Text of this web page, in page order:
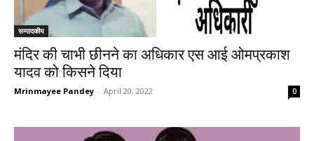
सम्पादकीय
मंदिर की चाभी छीनने का अधिकार एस आई ओमप्रकाश
यादव को किसने दिया
Mrinmayee Pandey - April 20, 2022 0